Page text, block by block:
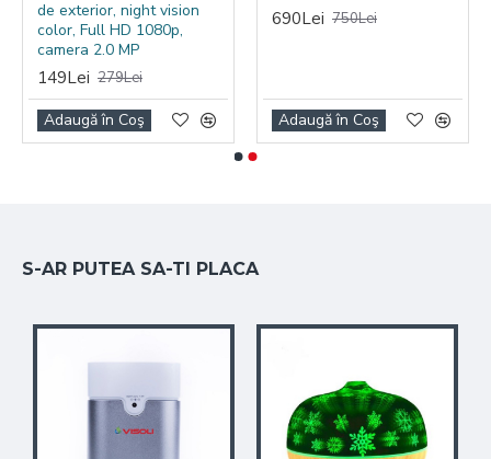
de exterior, night vision
color, Full HD 1080p,
camera 2.0 MP
149Lei 279Lei
Adaugă în Coş
690Lei 750Lei
Adaugă în Coş
S-AR PUTEA SA-TI PLACA